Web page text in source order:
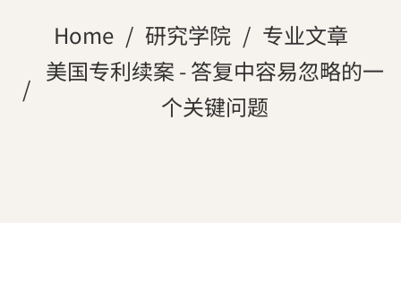
Home 研究学院
专业文章
美国专利续案 - 答复中容易忽略的一
个关键问题